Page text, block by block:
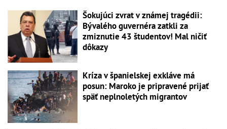
Šokujúci zvrat v známej tragédii:
Bývalého guvernéra zatkli za
zmiznutie 43 študentov! Mal ničiť
dôkazy
Kríza v španielskej exkláve má
posun: Maroko je pripravené prijať
späť neplnoletých migrantov